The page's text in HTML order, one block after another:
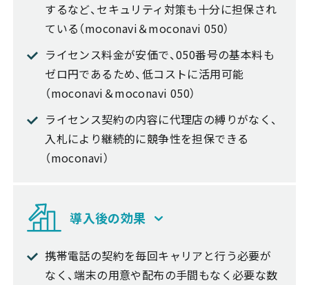
するなど、セキュリティ対策も十分に担保され
ている（moconavi＆moconavi 050）
ライセンス料金が安価で、050番号の基本料も
ゼロ円であるため、低コストに活用可能
（moconavi＆moconavi 050）
ライセンス契約の内容に代理店の縛りがなく、
入札により継続的に競争性を担保できる
（moconavi）
導入後の効果
携帯電話の契約を毎回キャリアと行う必要が
なく、端末の用意や配布の手間もなく必要な数